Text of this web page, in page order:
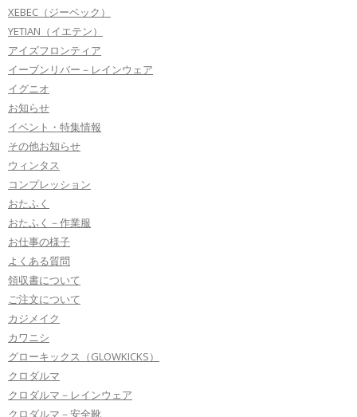
XEBEC（ジーベック）
YETIAN（イエテン）
アイズフロンティア
イーブンリバー－レインウェア
イグニオ
お知らせ
イベント・特集情報
その他お知らせ
ウィンタス
コンプレッション
おたふく
おたふく－作業服
お仕事の様子
よくある質問
領収書について
ご注文について
カジメイク
カワニシ
グローキックス（GLOWKICKS）
クロダルマ
クロダルマ－レインウェア
クロダルマ－安全靴